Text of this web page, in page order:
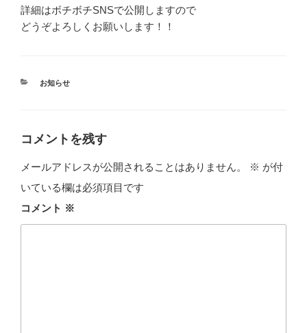
詳細はボチボチSNSで公開しますので
どうぞよろしくお願いします！！
カ
お知らせ
コメントを残す
メールアドレスが公開されることはありません。 ※ が付
いている欄は必須項目です
コメント ※